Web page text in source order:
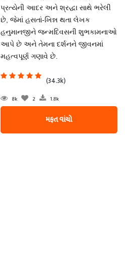
પ્રત્યેની આદર અને શ્રદ્ધા સાથે ભરેલી
છે, જેમાં હસતાં-ખિન્ન થતા લેખક
હનુમાનજીને જન્મદિવસની શુભકામનાઓ
આપે છે અને તેમના દર્શનને જીવનમાં
મહત્વપૂર્ણ ગણાવે છે.
(34.3k)
8k 2 1.8k
મફત વાંચો